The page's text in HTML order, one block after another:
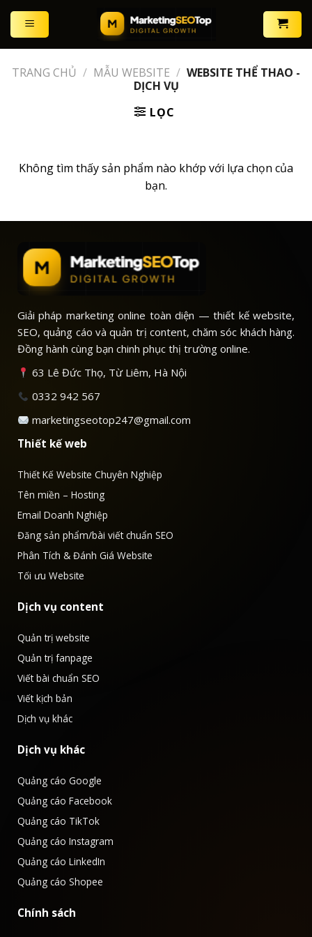
Skip
content
TRANG CHỦ / MẪU WEBSITE / WEBSITE THỂ THAO -
DỊCH VỤ
LỌC
Không tìm thấy sản phẩm nào khớp với lựa chọn của
bạn.
Giải pháp marketing online toàn diện — thiết kế website,
SEO, quảng cáo và quản trị content, chăm sóc khách hàng.
Đồng hành cùng bạn chinh phục thị trường online.
63 Lê Đức Thọ, Từ Liêm, Hà Nội
0332 942 567
marketingseotop247@gmail.com
Thiết kế web
Thiết Kế Website Chuyên Nghiệp
Tên miền – Hosting
Email Doanh Nghiệp
Đăng sản phẩm/bài viết chuẩn SEO
Phân Tích & Đánh Giá Website
Tối ưu Website
Dịch vụ content
Quản trị website
Quản trị fanpage
Viết bài chuẩn SEO
Viết kịch bản
Dịch vụ khác
Dịch vụ khác
Quảng cáo Google
Quảng cáo Facebook
Quảng cáo TikTok
Quảng cáo Instagram
Quảng cáo LinkedIn
Quảng cáo Shopee
Chính sách